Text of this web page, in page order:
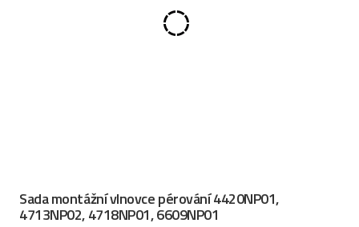
Sada montážní vlnovce pérování 4420NP01,
4713NP02, 4718NP01, 6609NP01